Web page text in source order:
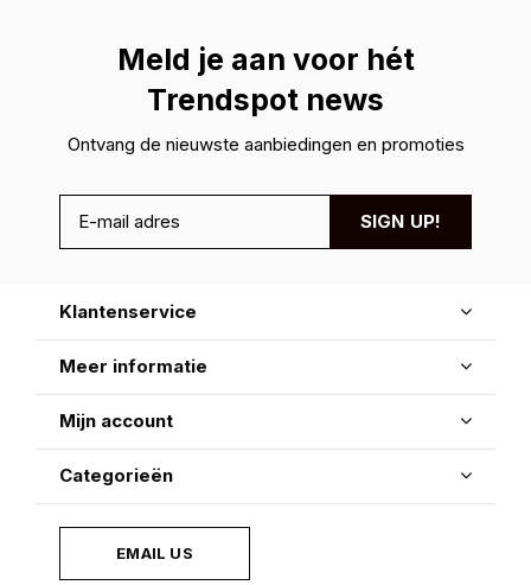
Meld je aan voor hét
Trendspot news
Ontvang de nieuwste aanbiedingen en promoties
SIGN UP!
Klantenservice
Meer informatie
Mijn account
Categorieën
EMAIL US